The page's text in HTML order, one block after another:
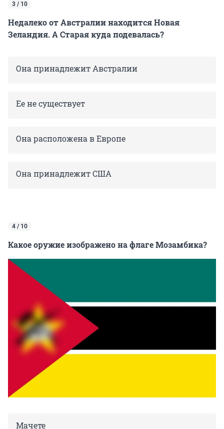
3 / 10
Недалеко от Австралии находится Новая
Зеландия. А Старая куда подевалась?
Она принадлежит Австралии
Ее не существует
Она расположена в Европе
Она принадлежит США
4 / 10
Какое оружие изображено на флаге Мозамбика?
Мачете